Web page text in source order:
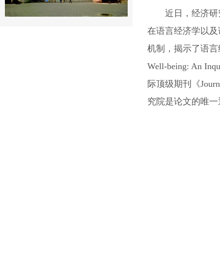
近日，经济
在语言经济学以
机制，揭示了语言
Well-being: An
际顶级期刊《
究院是论文的唯